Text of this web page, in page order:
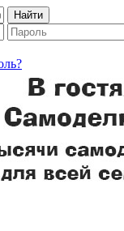
Найти